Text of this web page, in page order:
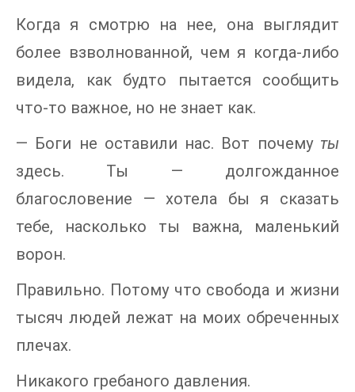
Когда я смотрю на нее, она выглядит
более взволнованной, чем я когда-либо
видела, как будто пытается сообщить
что-то важное, но не знает как.
— Боги не оставили нас. Вот почему ты
здесь. Ты — долгожданное
благословение — хотела бы я сказать
тебе, насколько ты важна, маленький
ворон.
Правильно. Потому что свобода и жизни
тысяч людей лежат на моих обреченных
плечах.
Никакого гребаного давления.